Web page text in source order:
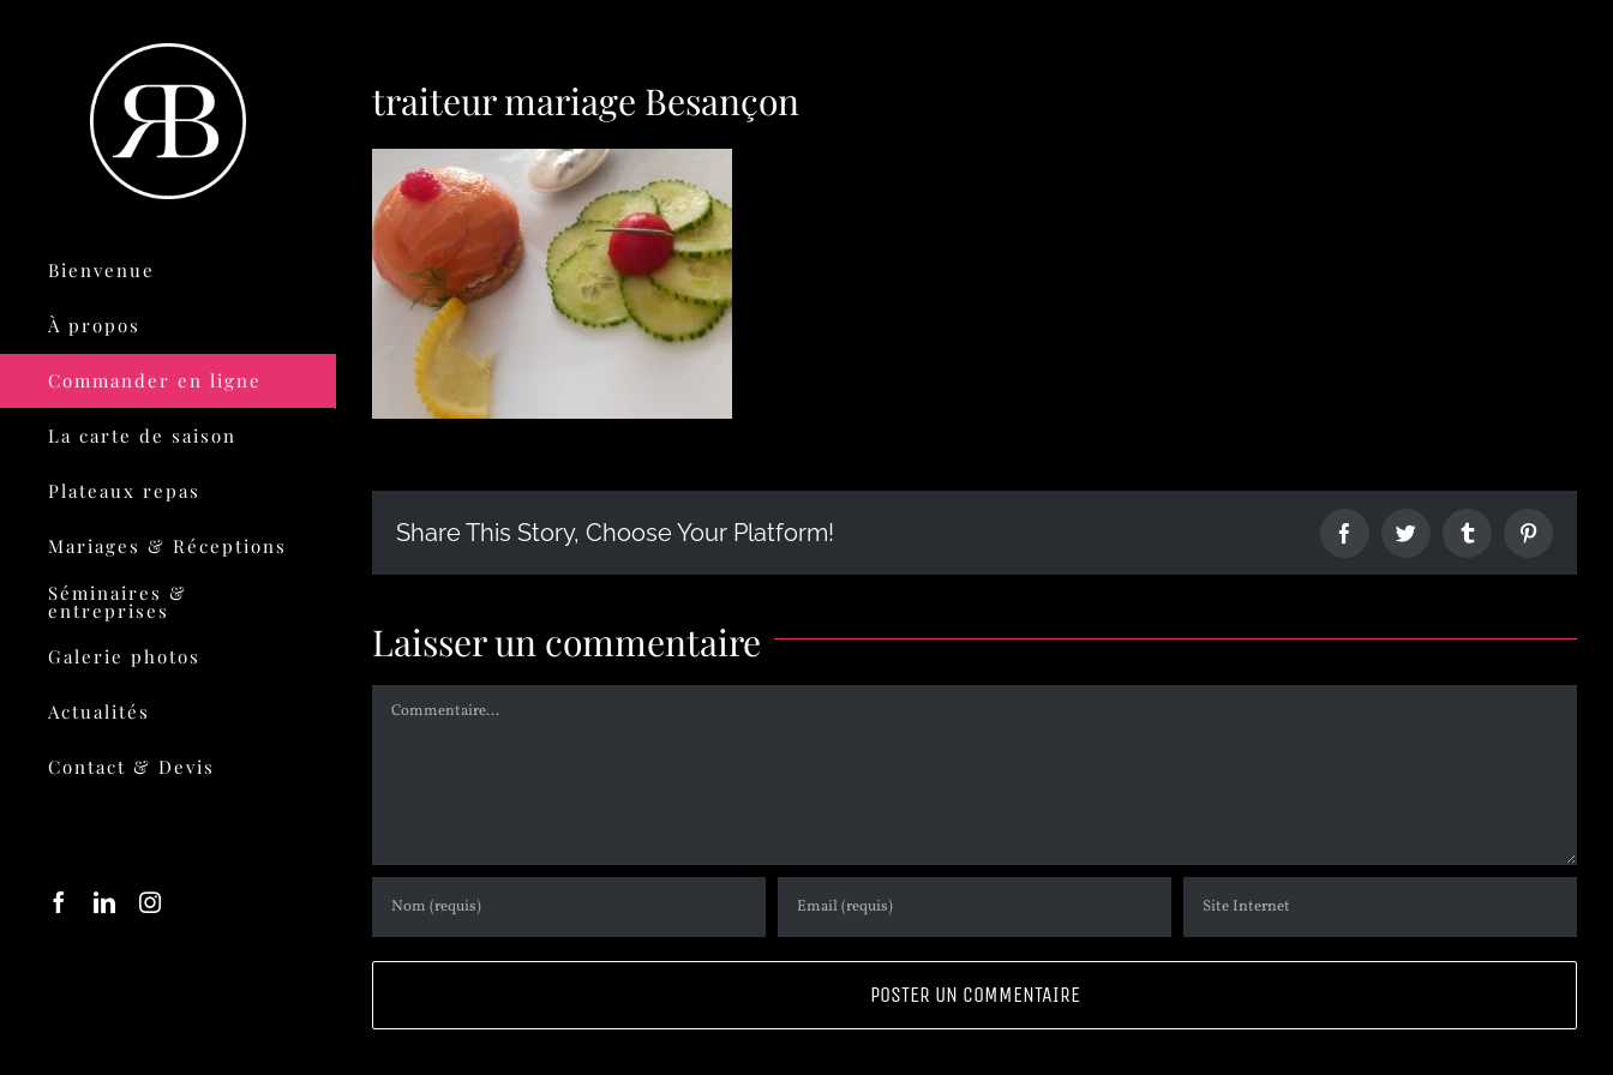
Bienvenue
À propos
Commander en ligne
La carte de saison
Plateaux repas
Mariages & Réceptions
Séminaires &
entreprises
Galerie photos
Actualités
Contact & Devis
traiteur mariage Besançon
Share This Story, Choose Your Platform!
Laisser un commentaire